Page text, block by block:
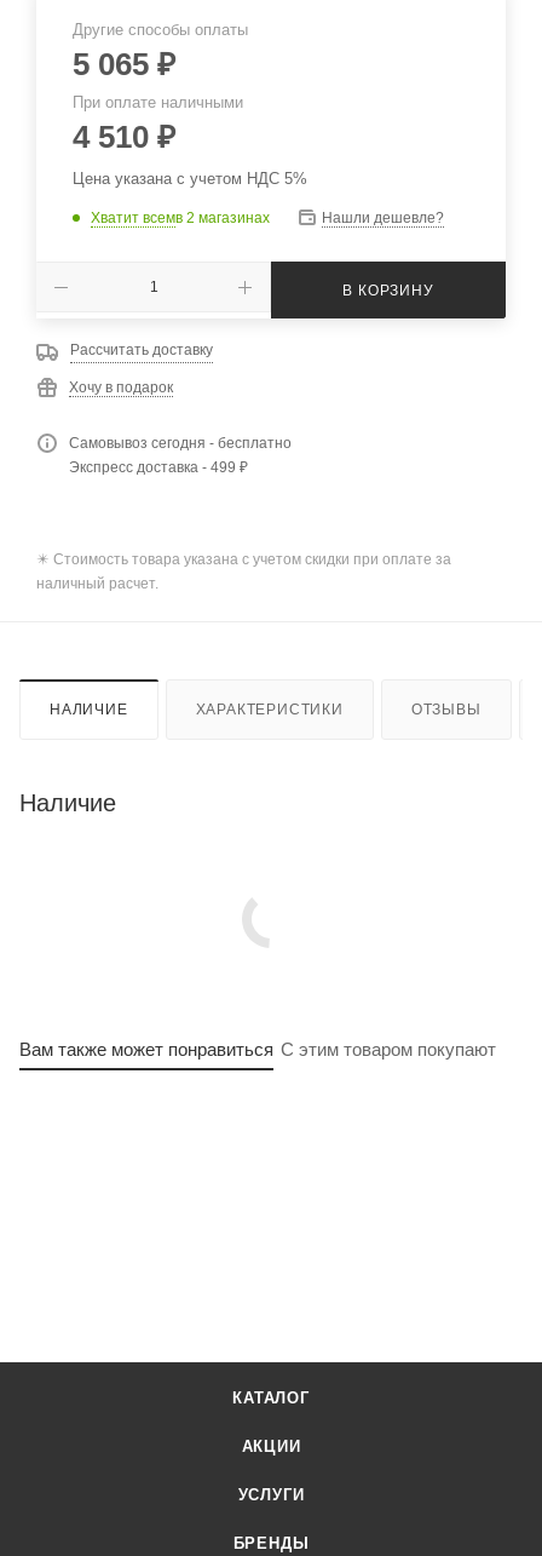
Другие способы оплаты
5 065 ₽
При оплате наличными
4 510 ₽
Цена указана с учетом НДС 5%
Хватит всемв 2 магазинах Нашли дешевле?
В КОРЗИНУ
Рассчитать доставку
Хочу в подарок
Самовывоз сегодня - бесплатно
Экспресс доставка - 499 ₽
✴️ Стоимость товара указана с учетом скидки при оплате за
наличный расчет.
НАЛИЧИЕ ХАРАКТЕРИСТИКИ ОТЗЫВЫ
Наличие
Вам также может понравиться С этим товаром покупают
КАТАЛОГ
АКЦИИ
УСЛУГИ
БРЕНДЫ